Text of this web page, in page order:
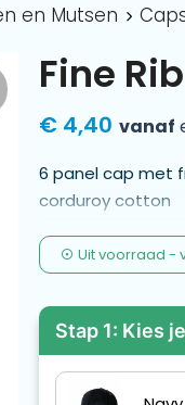
en Mutsen
Fine
€ 4,40 vanaf
6 panel cap met
corduroy cotton
Uit voorraad -
Stap 1: Kies